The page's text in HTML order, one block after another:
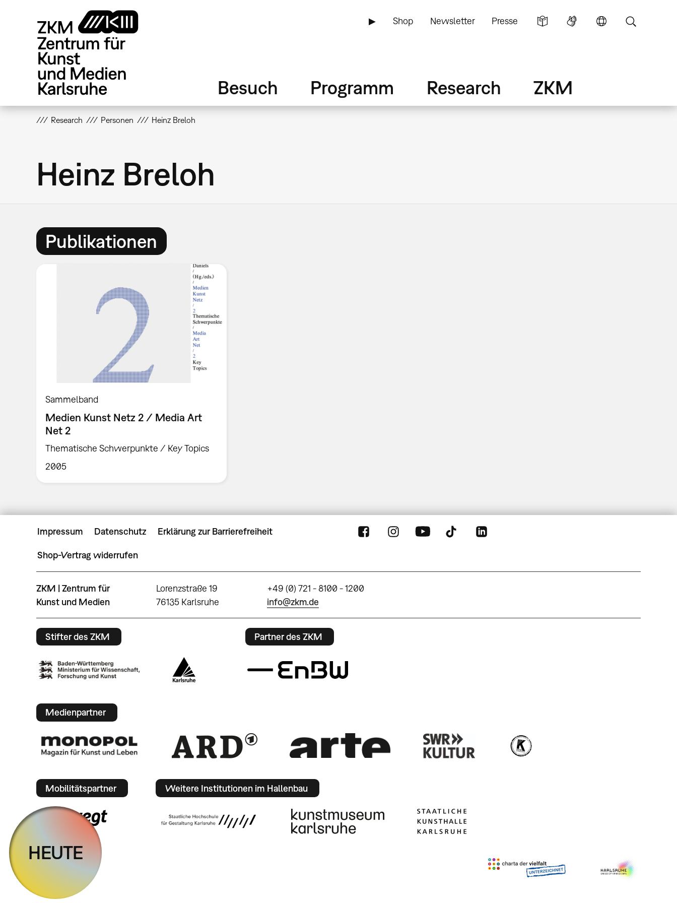
▶ Shop Newsletter Presse
Besuch Programm Research ZKM
Research Personen Heinz Breloh
Heinz Breloh
Publikationen
Sammelband
Medien Kunst Netz 2 / Media Art
Net 2
Thematische Schwerpunkte / Key Topics
2005
Impressum Datenschutz Erklärung zur Barrierefreiheit
Shop-Vertrag widerrufen
ZKM | Zentrum für
Kunst und Medien
Lorenzstraße 19
76135 Karlsruhe
+49 (0) 721 - 8100 - 1200
info@zkm.de
Stifter des ZKM Partner des ZKM
Medienpartner
Mobilitätspartner Weitere Institutionen im Hallenbau
HEUTE